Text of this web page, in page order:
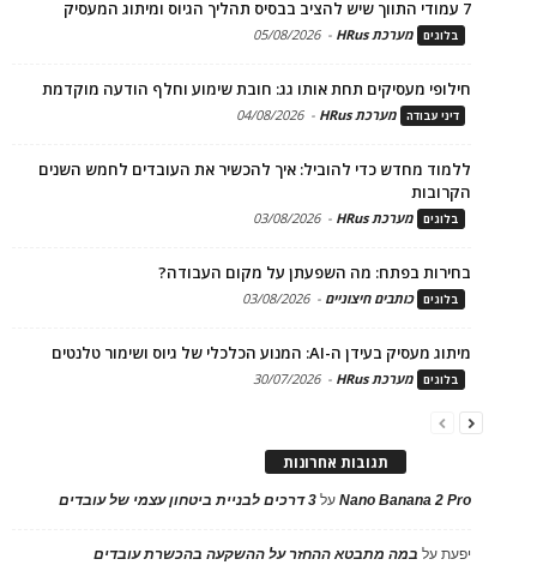
7 עמודי התווך שיש להציב בבסיס תהליך הגיוס ומיתוג המעסיק
בלוגים מערכת HRus -
05/08/2026
חילופי מעסיקים תחת אותו גג: חובת שימוע וחלף הודעה מוקדמת
דיני עבודה מערכת HRus -
04/08/2026
ללמוד מחדש כדי להוביל: איך להכשיר את העובדים לחמש השנים
הקרובות
בלוגים מערכת HRus -
03/08/2026
בחירות בפתח: מה השפעתן על מקום העבודה?
בלוגים כותבים חיצוניים -
03/08/2026
מיתוג מעסיק בעידן ה-AI: המנוע הכלכלי של גיוס ושימור טלנטים
בלוגים מערכת HRus -
30/07/2026
תגובות אחרונות
Nano Banana 2 Proעל 3 דרכים לבניית ביטחון עצמי של עובדים
יפעתעל במה מתבטא ההחזר על ההשקעה בהכשרת עובדים